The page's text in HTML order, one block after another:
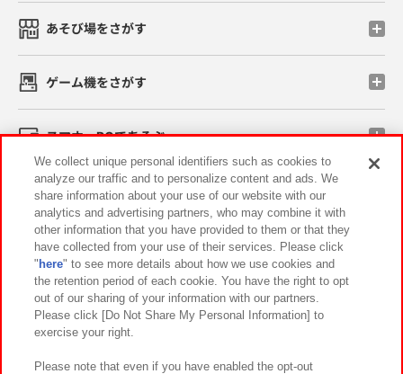
あそび場をさがす
ゲーム機をさがす
スマホ・PCであそぶ
イベント・キャンペーン
関連会社 サステナビリティ サイトポリシー
プライバシーポリシー ウェブアクセシビリティ方針と検証結果
お取引先さまとともに
カスタマーハラスメント対応方針 よくあるご質問・お問い合わせ
We collect unique personal identifiers such as cookies to
analyze our traffic and to personalize content and ads. We
share information about your use of our website with our
analytics and advertising partners, who may combine it with
other information that you have provided to them or that they
have collected from your use of their services. Please click
" here" to see more details about how we use cookies and
the retention period of each cookie. You have the right to opt
out of our sharing of your information with our partners.
Please click [Do Not Share My Personal Information] to
exercise your right.
Please note that even if you have enabled the opt-out